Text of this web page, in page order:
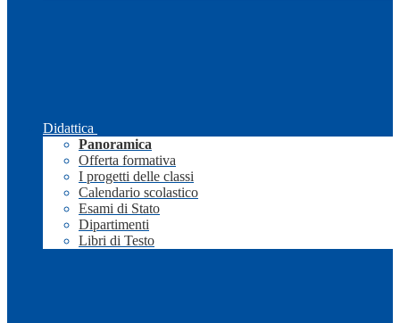
Didattica
Panoramica
Offerta formativa
I progetti delle classi
Calendario scolastico
Esami di Stato
Dipartimenti
Libri di Testo